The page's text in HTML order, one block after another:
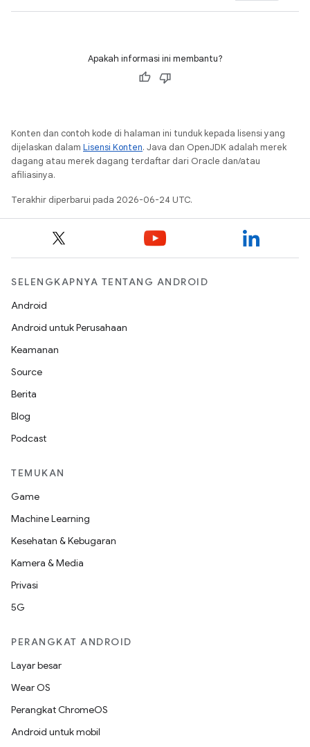
Apakah informasi ini membantu?
Konten dan contoh kode di halaman ini tunduk kepada lisensi yang
dijelaskan dalam Lisensi Konten. Java dan OpenJDK adalah merek
dagang atau merek dagang terdaftar dari Oracle dan/atau
afiliasinya.
Terakhir diperbarui pada 2026-06-24 UTC.
SELENGKAPNYA TENTANG ANDROID
Android
Android untuk Perusahaan
Keamanan
Source
Berita
Blog
Podcast
TEMUKAN
Game
Machine Learning
Kesehatan & Kebugaran
Kamera & Media
Privasi
5G
PERANGKAT ANDROID
Layar besar
Wear OS
Perangkat ChromeOS
Android untuk mobil